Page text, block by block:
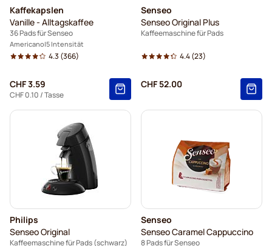
Kaffekapslen
Vanille - Alltagskaffee
36 Pads für Senseo
Americano 5 Intensität
4.3 (366)
CHF 3.59
CHF 0.10 / Tasse
Senseo
Senseo Original Plus
Kaffeemaschine für Pads
4.4(23)
CHF 52.00
Philips
Senseo Original
Kaffeemaschine für Pads (schwarz)
Senseo
Senseo Caramel Cappuccino
8 Pads für Senseo